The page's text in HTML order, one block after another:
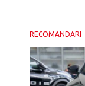
RECOMANDARI